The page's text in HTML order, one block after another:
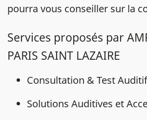
pourra vous conseiller sur la
Services proposés par
PARIS SAINT LAZAIRE
Consultation & Test
Solutions Auditives et